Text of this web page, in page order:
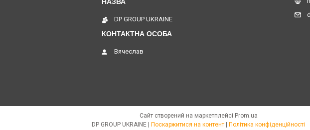
DP GROUP UKRAINE
Вячеслав
Сайт створений на маркетплейсі Prom.ua
Поскаржитися на контент Політика конфіденційності